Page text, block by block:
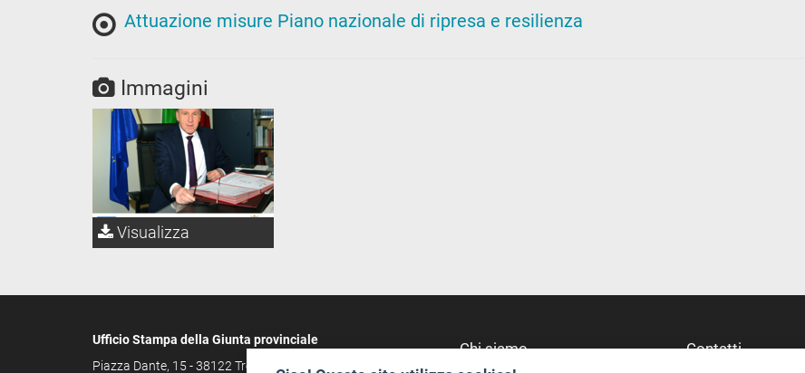
Attuazione misure Piano nazionale di ripresa e resilienza
Immagini
Visualizza
Ufficio Stampa della Giunta provinciale
Piazza Dante, 15 - 38122 Trento (IT)
Chi siamo Contatti